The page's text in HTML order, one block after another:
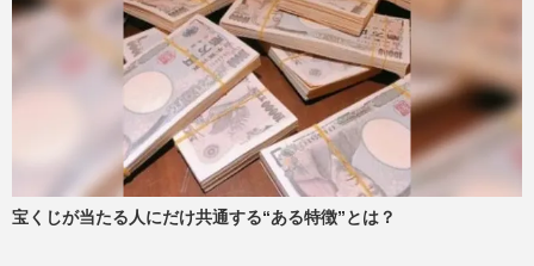
宝くじが当たる人にだけ共通する“ある特徴”とは？